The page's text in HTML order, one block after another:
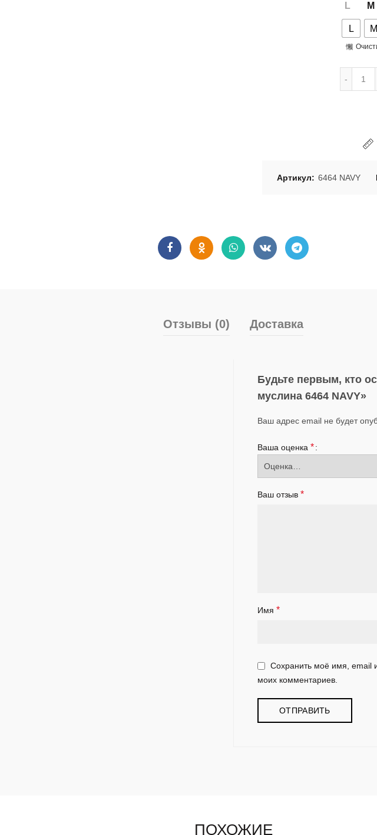
L M
L M
Артикул: 6464 NAVY
Отзывы (0) Доставка
Будьте первым, кто
муслина 6464 NAVY»
Ваш адрес email не будет
Ваша оценка *
Ваш отзыв *
Имя *
Сохранить моё имя, email
моих комментариев.
ПОХОЖИЕ